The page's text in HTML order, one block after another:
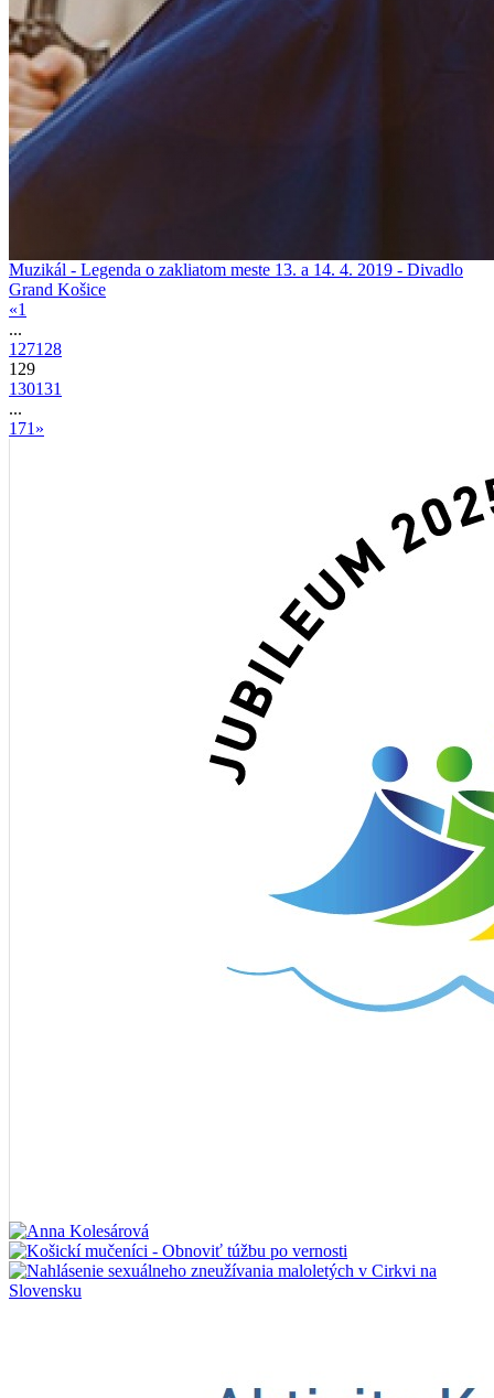
Muzikál - Legenda o zakliatom meste 13. a 14. 4. 2019 - Divadlo
Grand Košice
«1
...
127128
129
130131
...
171 »